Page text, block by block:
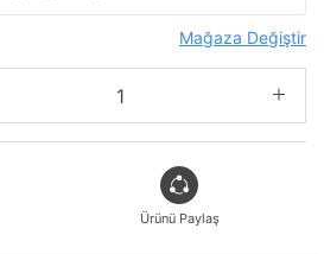
Mağaza Değiştir
Ürünü Paylaş